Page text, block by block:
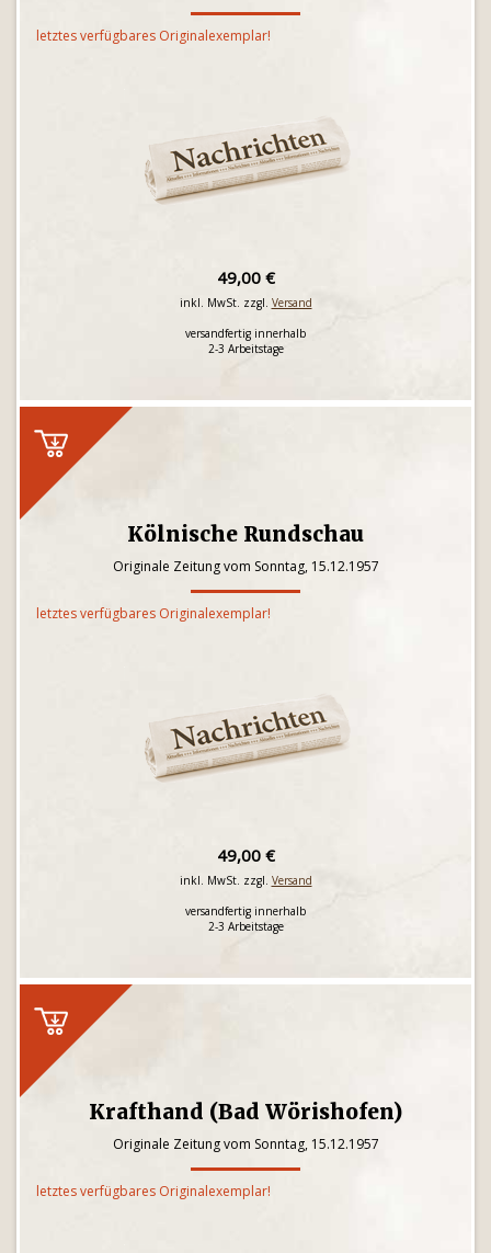
letztes verfügbares Originalexemplar!
49,00 €
inkl. MwSt. zzgl. Versand
versandfertig innerhalb
2-3 Arbeitstage
Kölnische Rundschau
Originale Zeitung vom Sonntag, 15.12.1957
letztes verfügbares Originalexemplar!
49,00 €
inkl. MwSt. zzgl. Versand
versandfertig innerhalb
2-3 Arbeitstage
Krafthand (Bad Wörishofen)
Originale Zeitung vom Sonntag, 15.12.1957
letztes verfügbares Originalexemplar!